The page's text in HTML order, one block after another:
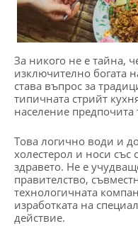
За никого не е тайна,
изключително богата
става въпрос за
типичната стрийт
население предпочита
Това логично води и
холестерол и носи със
здравето. Не е
правителство,
технологичната
изработката на
действие.